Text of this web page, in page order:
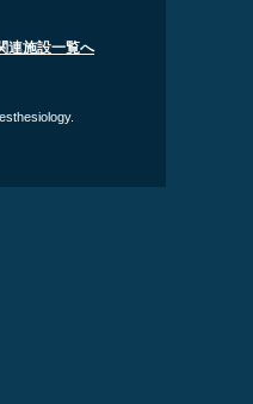
連施設一覧へ